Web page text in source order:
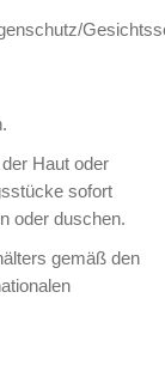
Haut oder
sofort
oder duschen.
gemäß den